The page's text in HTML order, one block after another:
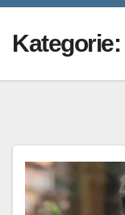
Kategorie: